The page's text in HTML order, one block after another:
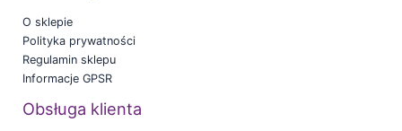
O sklepie
Polityka prywatności
Regulamin sklepu
Informacje GPSR
Obsługa klienta